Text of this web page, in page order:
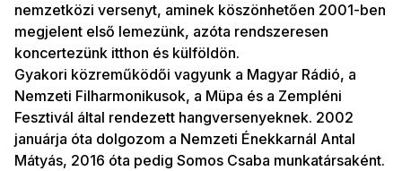
nemzetközi versenyt, aminek köszönhetően 2001-ben
megjelent első lemezünk, azóta rendszeresen
koncertezünk itthon és külföldön.
Gyakori közreműködői vagyunk a Magyar Rádió, a
Nemzeti Filharmonikusok, a Müpa és a Zempléni
Fesztivál által rendezett hangversenyeknek. 2002
januárja óta dolgozom a Nemzeti Énekkarnál Antal
Mátyás, 2016 óta pedig Somos Csaba munkatársaként.